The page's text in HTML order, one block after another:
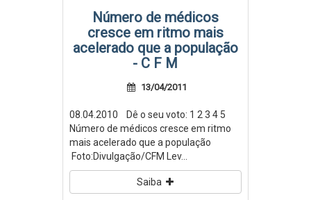
Número de médicos
cresce em ritmo mais
acelerado que a população
- C F M
13/04/2011
08.04.2010 Dê o seu voto: 1 2 3 4 5
Número de médicos cresce em ritmo
mais acelerado que a população
Foto:Divulgação/CFM Lev...
Saiba